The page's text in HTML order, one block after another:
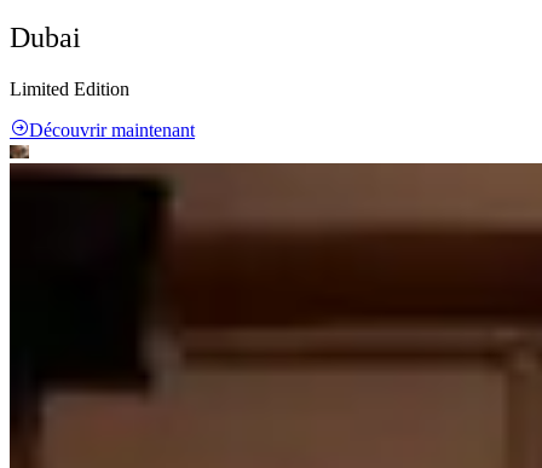
Dubai
Limited Edition
Découvrir maintenant